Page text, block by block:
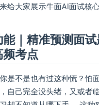
给大家展示牛面AI面试核
｜精准预测面试
考点
是不是也有过这种慌？怕
自己完全没头绪，又或者